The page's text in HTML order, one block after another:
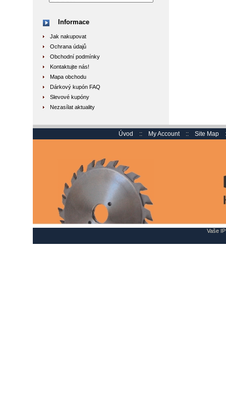
Informace
Jak nakupovat
Ochrana údajů
Obchodní podmínky
Kontaktujte nás!
Mapa obchodu
Dárkový kupón FAQ
Slevové kupóny
Nezasílat aktuality
Úvod :: My Account :: Site Map
Vaše